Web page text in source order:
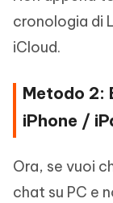
cronologia di
iCloud.
Metodo 2:
iPhone /
Ora, se vuoi
chat su PC e